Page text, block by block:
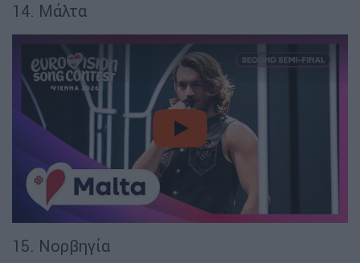
14. Μάλτα
video
15. Νορβηγία